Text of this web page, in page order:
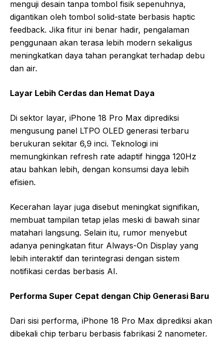
menguji desain tanpa tombol fisik sepenuhnya,
digantikan oleh tombol solid-state berbasis haptic
feedback. Jika fitur ini benar hadir, pengalaman
penggunaan akan terasa lebih modern sekaligus
meningkatkan daya tahan perangkat terhadap debu
dan air.
Layar Lebih Cerdas dan Hemat Daya
Di sektor layar, iPhone 18 Pro Max diprediksi
mengusung panel LTPO OLED generasi terbaru
berukuran sekitar 6,9 inci. Teknologi ini
memungkinkan refresh rate adaptif hingga 120Hz
atau bahkan lebih, dengan konsumsi daya lebih
efisien.
Kecerahan layar juga disebut meningkat signifikan,
membuat tampilan tetap jelas meski di bawah sinar
matahari langsung. Selain itu, rumor menyebut
adanya peningkatan fitur Always-On Display yang
lebih interaktif dan terintegrasi dengan sistem
notifikasi cerdas berbasis AI.
Performa Super Cepat dengan Chip Generasi Baru
Dari sisi performa, iPhone 18 Pro Max diprediksi akan
dibekali chip terbaru berbasis fabrikasi 2 nanometer.